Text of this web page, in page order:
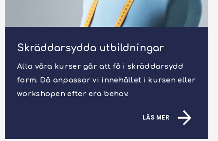
Skräddarsydda utbildningar
Alla våra kurser går att få i skräddarsydd
form. Då anpassar vi innehållet i kursen eller
workshopen efter era behov.
LÄS MER